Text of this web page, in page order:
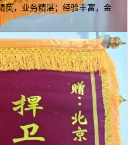
英，业务精湛；经验丰富，金